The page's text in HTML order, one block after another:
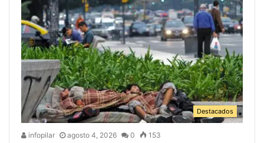
Destacados
infopilar agosto 4, 2026 0 153